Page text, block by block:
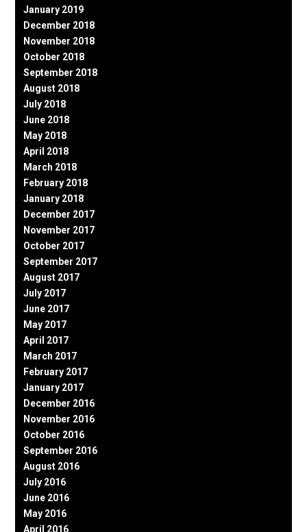
January 2019
December 2018
November 2018
October 2018
September 2018
August 2018
July 2018
June 2018
May 2018
April 2018
March 2018
February 2018
January 2018
December 2017
November 2017
October 2017
September 2017
August 2017
July 2017
June 2017
May 2017
April 2017
March 2017
February 2017
January 2017
December 2016
November 2016
October 2016
September 2016
August 2016
July 2016
June 2016
May 2016
April 2016